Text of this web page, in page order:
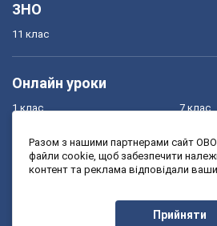
ЗНО
11 клас
Онлайн уроки
1 клас
3 клас
7 клас
9 клас
Разом з нашими партнерами сайт
файли cookie, щоб забезпечити
контент та реклама відповідали
Прийняти